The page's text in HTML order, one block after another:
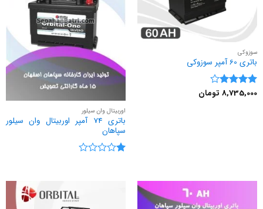
سوزوکی
باتری 60 آمپر سوزوکی
نمره4
8,735,000 تومان
اوربیتال وان سیلور
باتری 74 آمپر اوربیتال وان سیلور
سپاهان